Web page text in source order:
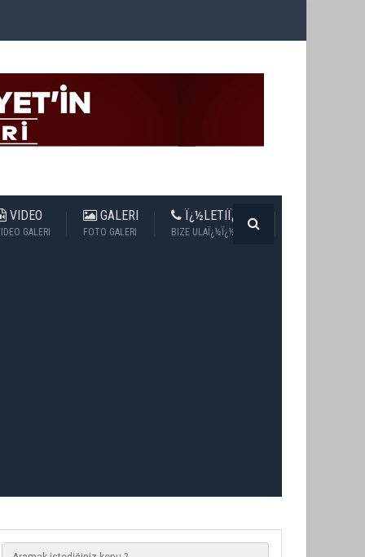
VIDEO
GALERI
GALERI
FOTO GALERI
Ï¿½LETIÏ¿½IM
BIZE ULAÏ¿½Ï¿½N